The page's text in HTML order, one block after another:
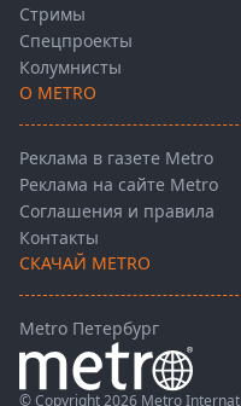
Стримы
Спецпроекты
Колумнисты
О METRO
Реклама в газете Metro
Реклама на сайте Metro
Соглашения и правила
Контакты
СКАЧАЙ METRO
Metro Петербург
© Copyright 2026 Metro